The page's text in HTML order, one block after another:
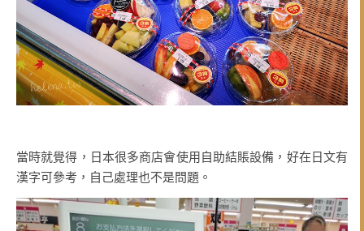
當時就覺得，日本很多商店會使用自助結賬設備，好在日文有
漢字可參考，自己處理也不是問題。